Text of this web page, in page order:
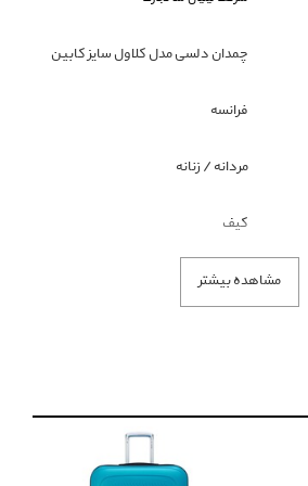
مشاهده بیشتر
چمدان دلسی مدل كلاول سایز کابین
فرانسه
مردانه / زنانه
کیف
چمدان
کابین